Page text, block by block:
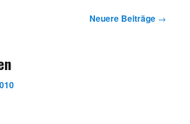
Neuere Beiträge →